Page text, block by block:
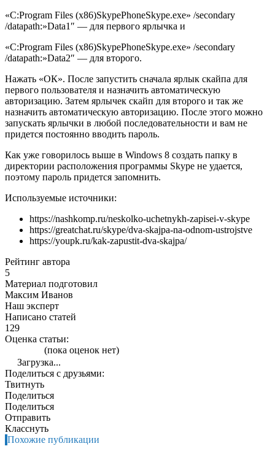
«C:Program Files (x86)SkypePhoneSkype.exe» /secondary
/datapath:»Data1″ — для первого ярлычка и
«C:Program Files (x86)SkypePhoneSkype.exe» /secondary
/datapath:»Data2″ — для второго.
Нажать «ОК». После запустить сначала ярлык скайпа для
первого пользователя и назначить автоматическую
авторизацию. Затем ярлычек скайп для второго и так же
назначить автоматическую авторизацию. После этого можно
запускать ярлычки в любой последовательности и вам не
придется постоянно вводить пароль.
Как уже говорилось выше в Windows 8 создать папку в
директории расположения программы Skype не удается,
поэтому пароль придется запомнить.
Используемые источники:
https://nashkomp.ru/neskolko-uchetnykh-zapisei-v-skype
https://greatchat.ru/skype/dva-skajpa-na-odnom-ustrojstve
https://youpk.ru/kak-zapustit-dva-skajpa/
Рейтинг автора
5
Материал подготовил
Максим Иванов
Наш эксперт
Написано статей
129
Оценка статьи:
(пока оценок нет)
Загрузка...
Поделиться с друзьями:
Твитнуть
Поделиться
Поделиться
Отправить
Класснуть
Похожие публикации